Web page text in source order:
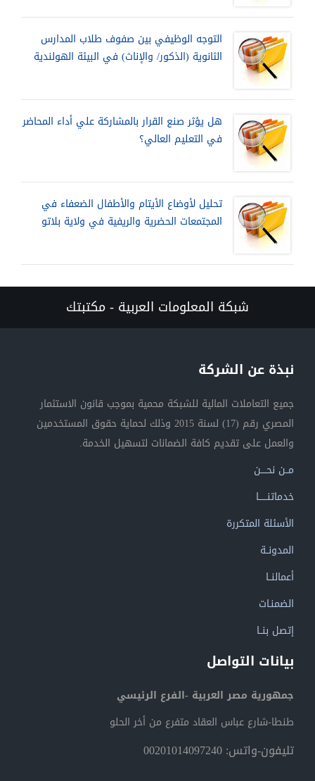
التوجه الوظيفي بين صفوف طلاب المدارس
الثانوية (الذكور/ والإناث) في البيئة الهولندية
هل يؤثر صنع القرار بالمشاركة علي أداء المحاضر
في التعليم العالي؟
تحليل لأوضاع الأيتام والأطفال الضعفاء في
المجتمعات الحضرية والريفية في ولاية بلاتو
شبكة المعلومات العربية - مكتبتك
نبذة عن الشركة
جميع التعاملات المالية للشبكة محمية بموجب قانون الاستثمار
المصري رقم (17) لسنة 2015 وذلك لحماية حقوق المستخدمين
والعمل على تقديم كافة الضمانات لتسهيل الخدمة.
مــن نحــــن
خدماتنــــــا
الأسئلة المتكررة
المدونــة
أعمالنــا
الضمنـات
إتصل بنــا
بيانات التواصل
جمهورية مصر العربية -الفرع الرئيسي
طنطا-شارع عباس العقاد متفرع من أخر الحلو
تليفون-واتس: 00201014097240